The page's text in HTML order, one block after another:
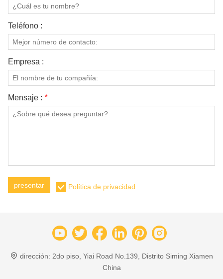
Teléfono :
Empresa :
Mensaje : *
presentar Política de privacidad
dirección: 2do piso, Yiai Road No.139, Distrito Siming Xiamen
China